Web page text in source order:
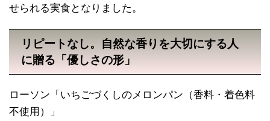
せられる実食となりました。
リピートなし。自然な香りを大切にする人
に贈る「優しさの形」
ローソン「いちごづくしのメロンパン（香料・着色料
不使用）」